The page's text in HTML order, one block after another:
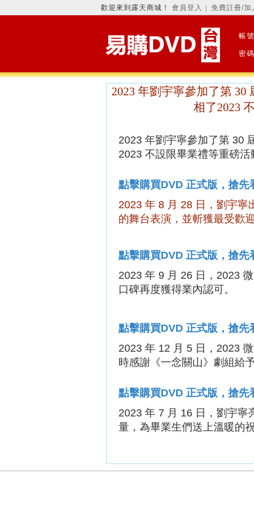
歡迎來到露天商城！ 會員登入 免費註冊/加
帳
密
2023 年劉宇寧參加了第
相了2023
2023 年劉宇寧參加了第 30
2023 不設限畢業禮等重磅活
點擊購買DVD 正式版，搶
2023 年 8 月 28 日，劉宇寧
的舞台表演，並斬獲最受歡
點擊購買DVD 正式版，搶先
2023 年 9 月 26 日， 2023
口碑再度獲得業內認可。
點擊購買DVD 正式版，搶
2023 年 12 月 5 日， 2023
時感謝《一念關山》劇組給
點擊購買DVD 正式版，搶先
2023 年 7 月 16 日，劉宇寧
量，為畢業生們送上溫暖的